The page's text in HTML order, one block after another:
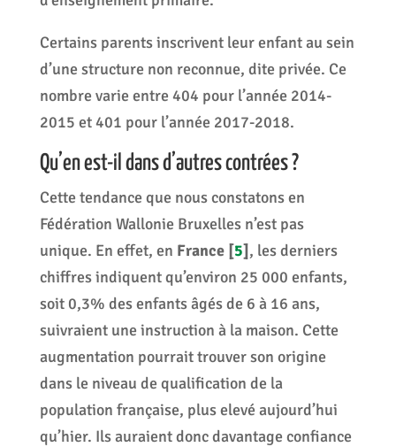
Certains parents inscrivent leur enfant au sein
d’une structure non reconnue, dite privée. Ce
nombre varie entre 404 pour l’année 2014-
2015 et 401 pour l’année 2017-2018.
Qu’en est-il dans d’autres contrées ?
Cette tendance que nous constatons en
Fédération Wallonie Bruxelles n’est pas
unique. En effet, en France[5] , les derniers
chiffres indiquent qu’environ 25 000 enfants,
soit 0,3% des enfants âgés de 6 à 16 ans,
suivraient une instruction à la maison. Cette
augmentation pourrait trouver son origine
dans le niveau de qualification de la
population française, plus elevé aujourd’hui
qu’hier. Ils auraient donc davantage confiance